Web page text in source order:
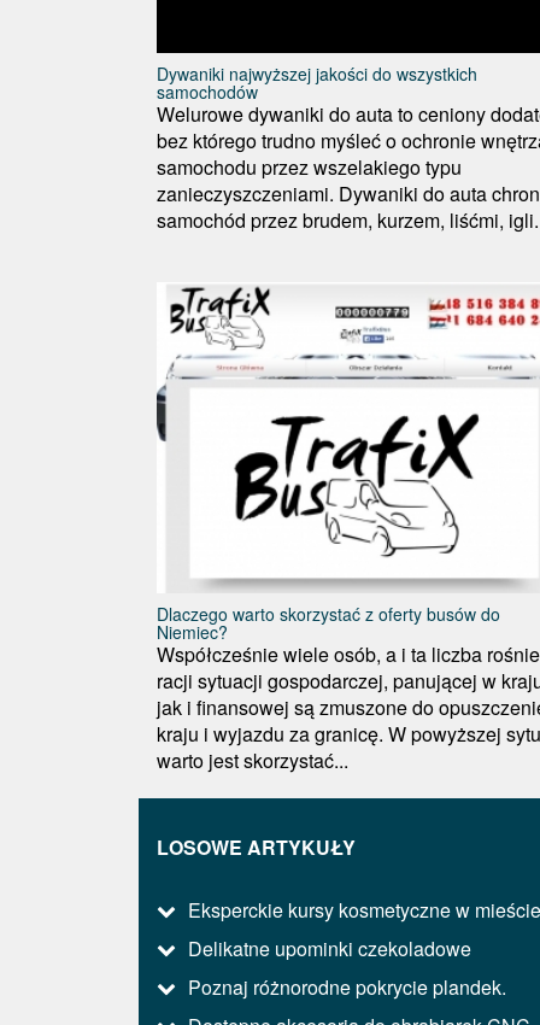
Dywaniki najwyższej jakości do wszystkich
samochodów
Welurowe dywaniki do auta to ceniony
bez którego trudno myśleć o ochronie
samochodu przez wszelakiego typu
zanieczyszczeniami. Dywaniki do auta
samochód przez brudem, kurzem, liśćmi,
Dlaczego warto skorzystać z oferty busów do
Niemiec?
Współcześnie wiele osób, a i ta liczba
racji sytuacji gospodarczej, panującej w
jak i finansowej są zmuszone do
kraju i wyjazdu za granicę. W powyższej
warto jest skorzystać...
LOSOWE ARTYKUŁY
Eksperckie kursy kosmetyczne w mieście
Delikatne upominki czekoladowe
Poznaj różnorodne pokrycie plandek.